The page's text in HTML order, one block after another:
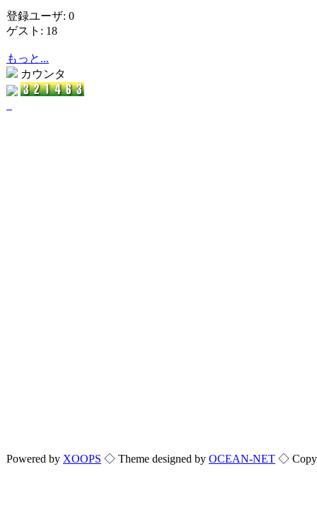
登録ユーザ: 0
ゲスト: 18
もっと...
カウンタ
Powered by XOOPS ◇ Theme designed by OCEAN-NET ◇